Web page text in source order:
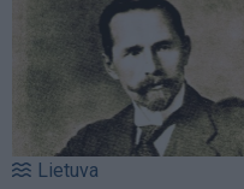
Lietuva